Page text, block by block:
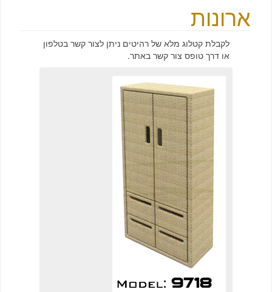
ארונות
לקבלת קטלוג מלא של רהיטים ניתן לצור קשר בטלפון
או דרך טופס צור קשר באתר.